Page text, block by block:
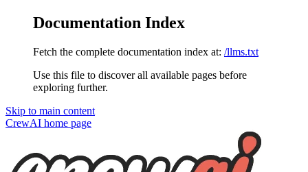
Documentation Index
Fetch the complete documentation index at: /llms.txt
Use this file to discover all available pages before
exploring further.
Skip to main content
CrewAI home page